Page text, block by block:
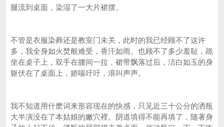
腿流到桌面，染湿了一大片裙摆。
不管是衣服染葬还是教室门未关，此时的我已经顾不了这许
多，我全身如火焚般难受，香汗如雨。也顾不了多少羞耻，跪
坐在桌子上，双手在腰间一拉，裙带飘落过后，洁白如玉的身
躯伏在了桌面上，娇喘吁吁，浪叫声声。
我不知道用什麽词来形容现在的快感，只见近三十公分的洒瓶
大半演没在了本姑娘的嫩穴裡。阴道填得不能再填了，随著身